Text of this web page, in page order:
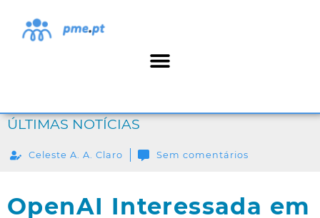
ÚLTIMAS NOTÍCIAS
Celeste A. A. Claro Sem comentários
OpenAI Interessada em